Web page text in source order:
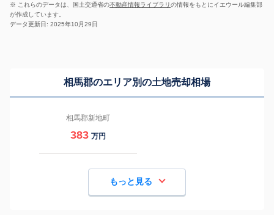
※ これらのデータは、国土交通省の不動産情報ライブラリの情報をもとにイエウール編集部
が作成しています。
データ更新日: 2025年10月29日
相馬郡のエリア別の土地売却相場
相馬郡新地町
383 万円
もっと見る